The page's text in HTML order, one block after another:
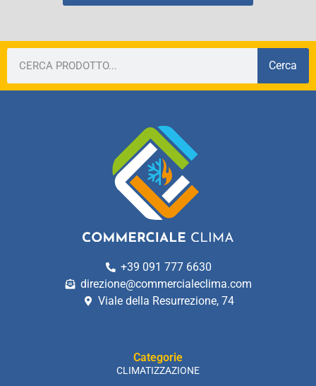
Cerca
+39 091 777 6630
direzione@commercialeclima.com
Viale della Resurrezione, 74
Categorie
CLIMATIZZAZIONE